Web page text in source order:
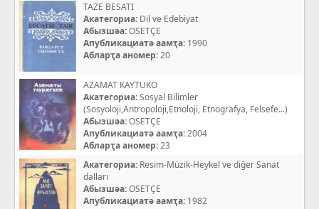
TAZE BESATI
Акатегориа: Dil ve Edebiyat
Абызшәа:OSETÇE
Апубликациатә аамҭа: 1990
Абларҭа аномер:20
AZAMAT KAYTUKO
Акатегориа:Sosyal Bilimler
(Sosyoloji,Antropoloji,Etnoloji, Etnografya, Felsefe...)
Абызшәа:OSETÇE
Апубликациатә аамҭа:2004
Абларҭа аномер:23
Акатегориа: Resim-Müzik-Heykel ve diğer Sanat
dalları
Абызшәа:OSETÇE
Апубликациатә аамҭа: 1982